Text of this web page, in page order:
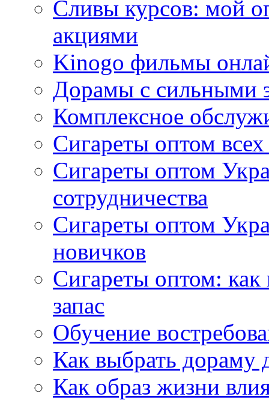
Сливы курсов: мой
акциями
Kinogo фильмы
Дорамы с сильными
Комплексное
Сигареты оптом
Сигареты оптом
сотрудничества
Сигареты оптом
новичков
Сигареты оптом:
запас
Обучение
Как выбрать дораму
Как образ жизни